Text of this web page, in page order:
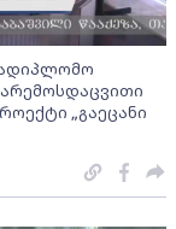
„გაეცანი